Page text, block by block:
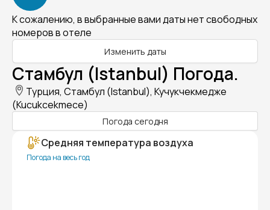
К сожалению, в выбранные вами даты нет свободных
номеров в отеле
Изменить даты
Стамбул (Istanbul) Погода.
Турция, Стамбул (Istanbul), Кучукчекмедже
(Kucukcekmece)
Погода сегодня
Средняя температура воздуха
Погода на весь год